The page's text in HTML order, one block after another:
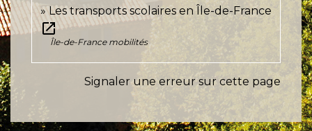
Les transports scolaires en Île-de-France
open_in_new
Île-de-France mobilités
Signaler une erreur sur cette page